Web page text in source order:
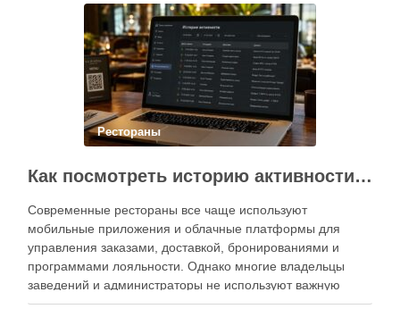
перестал быть исключительно способом подготовки к …
Рестораны
Как посмотреть историю активности приложения для ресторана и зачем это нужно бизнесу
Современные рестораны все чаще используют
мобильные приложения и облачные платформы для
управления заказами, доставкой, бронированиями и
программами лояльности. Однако многие владельцы
заведений и администраторы не используют важную
функцию — просмотр истории активности приложения.